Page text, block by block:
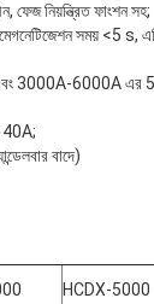
ফেজ নিয়ন্ত্রিত ফাংশন সহ;
সময় <5 s, এটি
3000A-6000A এর
বাদে)
HCDX-5000